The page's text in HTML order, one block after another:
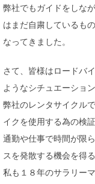
弊社でもガイドをしな
はまだ自粛しているも
なってきました。
さて、皆様はロードバ
ようなシチュエーショ
弊社のレンタサイクル
イクを使用する為の検
通勤や仕事で時間が限
スを発散する機会を得
私も１８年のサラリー